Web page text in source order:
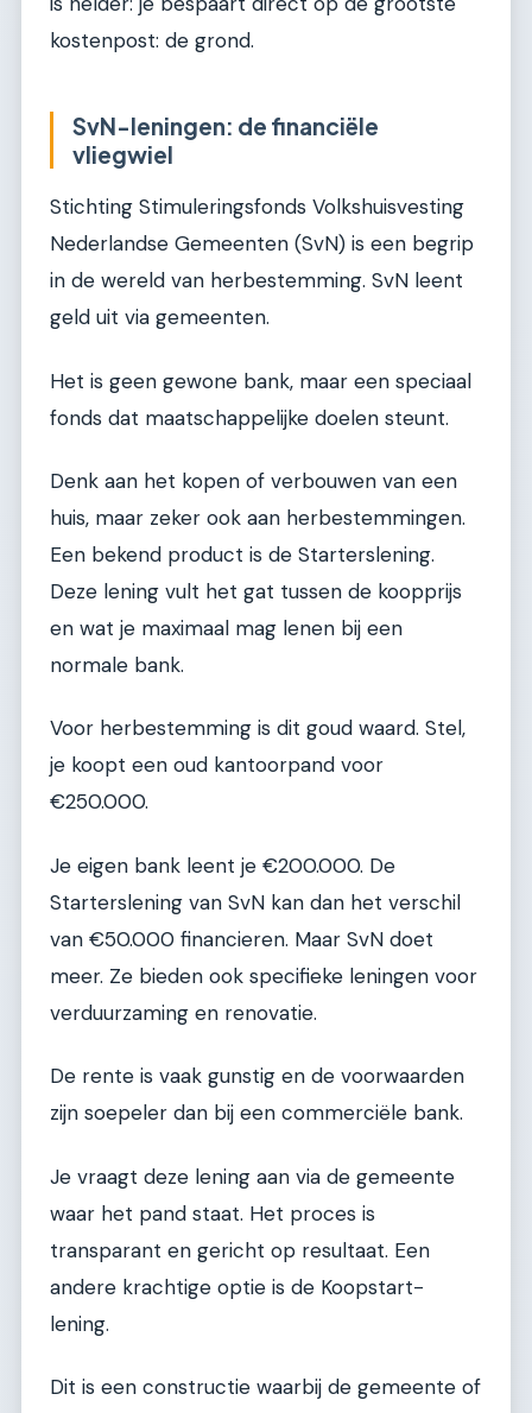
kostenpost: de grond.
SvN-leningen: de financiële
vliegwiel
Stichting Stimuleringsfonds Volkshuisvesting
Nederlandse Gemeenten (SvN) is een begrip
in de wereld van herbestemming. SvN leent
geld uit via gemeenten.
Het is geen gewone bank, maar een speciaal
fonds dat maatschappelijke doelen steunt.
Denk aan het kopen of verbouwen van een
huis, maar zeker ook aan herbestemmingen.
Een bekend product is de Starterslening.
Deze lening vult het gat tussen de koopprijs
en wat je maximaal mag lenen bij een
normale bank.
Voor herbestemming is dit goud waard. Stel,
je koopt een oud kantoorpand voor
€250.000.
Je eigen bank leent je €200.000. De
Starterslening van SvN kan dan het verschil
van €50.000 financieren. Maar SvN doet
meer. Ze bieden ook specifieke leningen voor
verduurzaming en renovatie.
De rente is vaak gunstig en de voorwaarden
zijn soepeler dan bij een commerciële bank.
Je vraagt deze lening aan via de gemeente
waar het pand staat. Het proces is
transparant en gericht op resultaat. Een
andere krachtige optie is de Koopstart-
lening.
Dit is een constructie waarbij de gemeente of